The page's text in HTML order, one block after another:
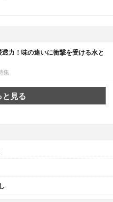
力！味の違いに衝撃を受ける水と
集
と見る